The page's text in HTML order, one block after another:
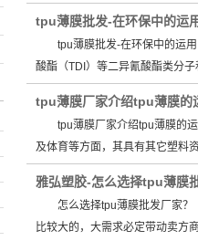
tpu薄膜批发-在环保中的运
tpu薄膜批发-在环保中的运用
酸酯（TDI）等二异氰酸酯类分
tpu薄膜厂家介绍tpu薄膜的
tpu薄膜厂家介绍tpu薄膜的运
及体育等方面，其具有其它塑料
雅弘塑胶-怎么选择tpu薄膜
怎么选择tpu薄膜批发厂家？
比较大的，大需求必定带动卖方